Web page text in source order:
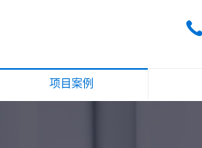
项目案例